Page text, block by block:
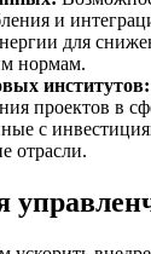
и
для
нормам.
институтов:
проектов в
с
отрасли.